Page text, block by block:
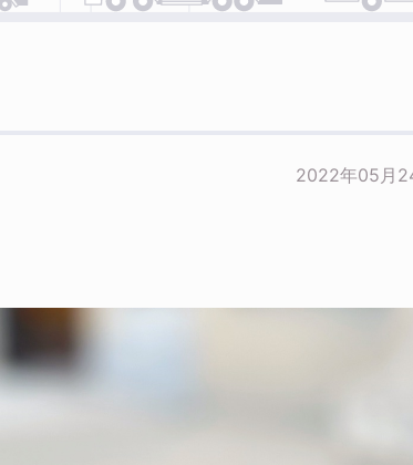
2022年05月